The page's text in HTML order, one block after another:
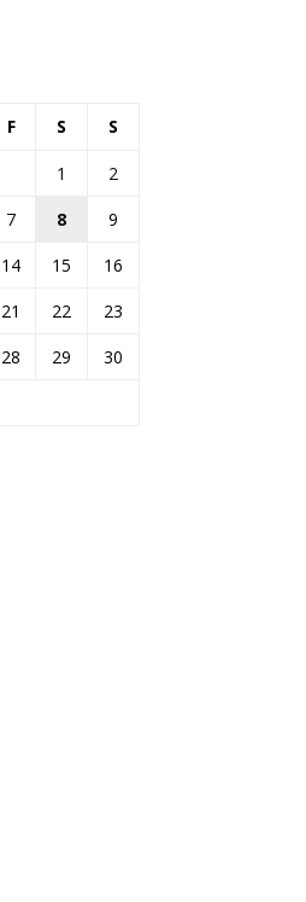
F S S
1
2
7 8
9
14 15
16
21 22
23
28 29
30